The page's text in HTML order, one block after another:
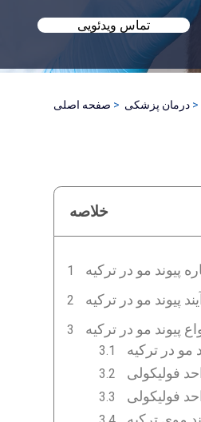
تماس ویدئویی
صفحه اصلی درمان پزشکی
خلاصه
پیوند مو در ترکیه
پیوند مو در ترکیه
پیوند مو در ترکیه
مو در ترکیه